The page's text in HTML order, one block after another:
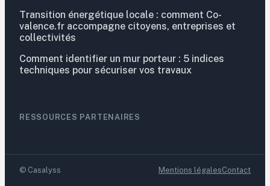
Transition énergétique locale : comment Co-
valence.fr accompagne citoyens, entreprises et
collectivités
Comment identifier un mur porteur : 5 indices
techniques pour sécuriser vos travaux
RESSOURCES PARTENAIRES
© Casalyss Mentions légalesContact